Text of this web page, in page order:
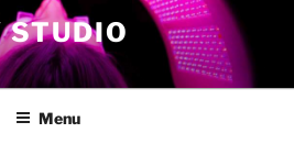
STUDIO
Menu